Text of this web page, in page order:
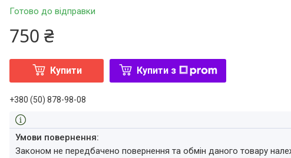
Готово до відправки
750 ₴
Купити Купити з
+380 (50) 878-98-08
Законом не передбачено повернення та обмін даного товару